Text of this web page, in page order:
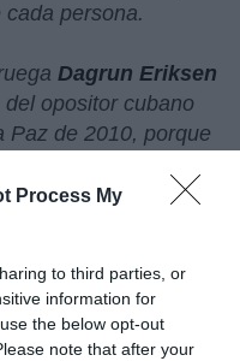
Process My
to third parties, or
information for
the below opt-out
note that after your
persona.
Dagrun Eriksen
opositor cubano
Paz de 2010, porque
".Eriksen
recordó
sangrienta, se
el disidente más
años en la lucha
humanos, recogía